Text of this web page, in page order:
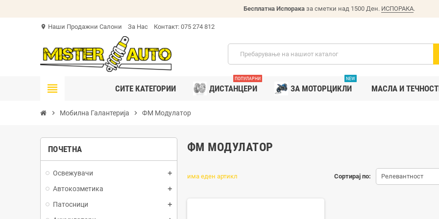
Бесплатна Испорака за сметки над 1500 Ден. ИСПОРАКА.
location_on Наши Продажни Салони За Нас Контакт: 075 274 812
view_headline СИТЕ КАТЕГОРИИ ДИСТАНЦЕРИ
ПОПУЛАРНИ
ЗА МОТОРЦИКЛИ
NEW
MАСЛА И
chevron_right Мобилна Галантерија chevron_right ФМ Модулатор
ПОЧЕТНА
Освежувачи
Автокозметика
Патосници
ФМ МОДУЛАТОР
Сортирај по: Релевантност
има еден артикл